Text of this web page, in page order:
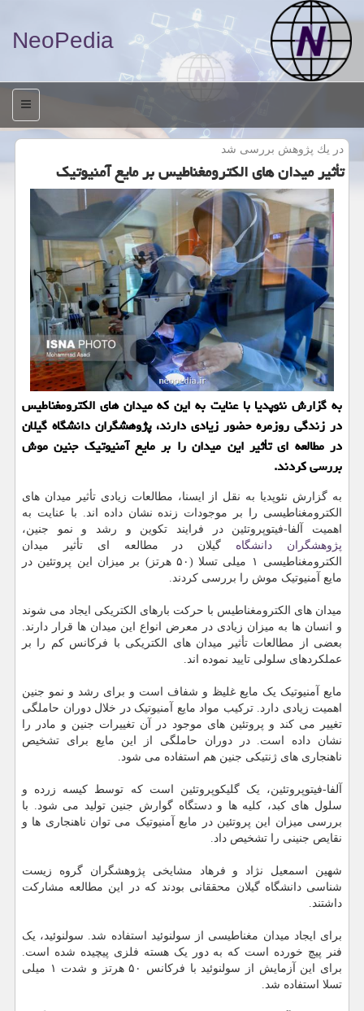
NeoPedia
منو
در یك پژوهش بررسی شد
تأثیر میدان های الكترومغناطیس بر مایع آمنیوتیك
به گزارش نئوپدیا با عنایت به این كه میدان های الكترومغناطیس
در زندگی روزمره حضور زیادی دارند، پژوهشگران دانشگاه گیلان
در مطالعه ای تأثیر این میدان را بر مایع آمنیوتیك جنین موش
بررسی كردند.
به گزارش نئوپدیا به نقل از ایسنا، مطالعات زیادی تأثیر میدان های
الکترومغناطیسی را بر موجودات زنده نشان داده اند. با عنایت به
اهمیت آلفا-فیتوپروتئین در فرایند تکوین و رشد و نمو جنین،
پژوهشگران
دانشگاه گیلان در مطالعه ای تأثیر میدان
الکترومغناطیسی ۱ میلی تسلا (۵۰ هرتز) بر میزان این پروتئین در
مایع آمنیوتیک موش را بررسی کردند.
میدان های الکترومغناطیس با حرکت بارهای الکتریکی ایجاد می شوند
و انسان ها به میزان زیادی در معرض انواع این میدان ها قرار دارند.
بعضی از مطالعات تأثیر میدان های الکتریکی با فرکانس کم را بر
عملکردهای سلولی تایید نموده اند.
مایع آمنیوتیک یک مایع غلیظ و شفاف است و برای رشد و نمو جنین
اهمیت زیادی دارد. ترکیب مواد مایع آمنیوتیک در خلال دوران حاملگی
تغییر می کند و پروتئین های موجود در آن تغییرات جنین و مادر را
نشان داده است. در دوران حاملگی از این مایع برای تشخیص
ناهنجاری های ژنتیکی جنین هم استفاده می شود.
آلفا-فیتوپروتئین، یک گلیکوپروتئین است که توسط کیسه زرده و
سلول های کبد، کلیه ها و دستگاه گوارش جنین تولید می شود. با
بررسی میزان این پروتئین در مایع آمنیوتیک می توان ناهنجاری ها و
نقایص جنینی را تشخیص داد.
شهین اسمعیل نژاد و فرهاد مشایخی پژوهشگران گروه زیست
شناسی دانشگاه گیلان محققانی بودند که در این مطالعه مشارکت
داشتند.
برای ایجاد میدان مغناطیسی از سولنوئید استفاده شد. سولنوئید، یک
فنر پیچ خورده است که به دور یک هسته فلزی پیچیده شده است.
برای این آزمایش از سولنوئید با فرکانس ۵۰ هرتز و شدت ۱ میلی
تسلا استفاده شد.